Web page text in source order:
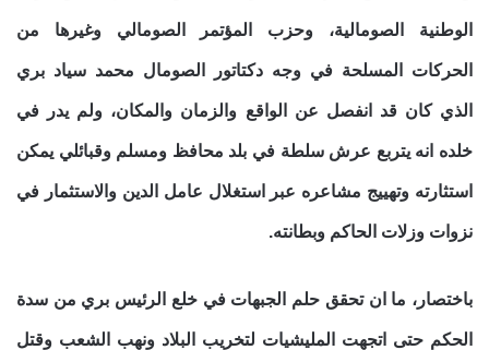
الوطنية الصومالية، وحزب المؤتمر الصومالي وغيرها من
الحركات المسلحة في وجه دكتاتور الصومال محمد سياد بري
الذي كان قد انفصل عن الواقع والزمان والمكان، ولم يدر في
خلده انه يتربع عرش سلطة في بلد محافظ ومسلم وقبائلي يمكن
استثارته وتهييج مشاعره عبر استغلال عامل الدين والاستثمار في
نزوات وزلات الحاكم وبطانته.
باختصار، ما ان تحقق حلم الجبهات في خلع الرئيس بري من سدة
الحكم حتى اتجهت المليشيات لتخريب البلاد ونهب الشعب وقتل